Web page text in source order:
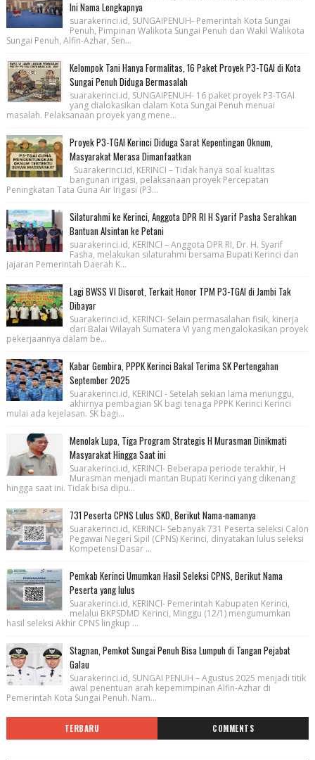
Ini Nama Lengkapnya
suarakerinci.id, SUNGAIPENUH- Pemerintah Kota Sungai
Penuh, Pimpinan Walikota Sungai Penuh dan Wakil Walikota
Sungai Penuh, Alfin-Azhar, Sen...
Kelompok Tani Hanya Formalitas, 16 Paket Proyek P3-TGAI di Kota
Sungai Penuh Diduga Bermasalah
suarakerinci.id, SUNGAIPENUH- 16 paket proyek P3-TGAI
yang dialokasikan dalam Kota Sungai Penuh menuai
masalah. Pelaksanaan proyek yang mene...
Proyek P3-TGAI Kerinci Diduga Sarat Kepentingan Oknum,
Masyarakat Merasa Dimanfaatkan
Suarakerinci.id, KERINCI – Tidak hanya soal kualitas
bangunan irigasi, pelaksanaan proyek Percepatan
Peningkatan Tata Guna Air Irigasi (P3...
Silaturahmi ke Kerinci, Anggota DPR RI H Syarif Pasha Serahkan
Bantuan Alsintan ke Petani
suarakerinci.id, KERINCI – Anggota DPR RI, Dr. H. Syarif
Fasha, melakukan silaturahmi bersama Bupati Kerinci dan
jajaran Pemerintah Daerah K...
Lagi BWSS VI Disorot, Terkait Honor TPM P3-TGAI di Jambi Tak
Dibayar
Suarakerinci.id, KERINCI- Selain permasalahan fisik, kinerja
dari Balai Wilayah Sumatera VI yang mengalokasikan proyek
pekerjaannya dalam be...
Kabar Gembira, PPPK Kerinci Bakal Terima SK Pertengahan
September 2025
Suarakerinci.id, KERINCI - Setelah sekian lama menunggu,
akhirnya pembagian SK bagi tenaga PPPK Kerinci Kerinci
mulai ada kejelasan. SK bagi...
Menolak Lupa, Tiga Program Strategis H Murasman Dinikmati
Masyarakat Hingga Saat ini
Suarakerinci.id, KERINCI- Beberapa periode terakhir, H
Murasman menjadi mantan Bupati Kerinci yang dikenang
hingga saat ini. Tidak bisa dipu...
731 Peserta CPNS Lulus SKD, Berikut Nama-namanya
Suarakerinci.id, KERINCI- Sebanyak 731 Peserta seleksi Calon
Pegawai Negeri Sipil (CPNS) Kerinci, dinyatakan lulus seleksi
Kompetensi Dasar ...
Pemkab Kerinci Umumkan Hasil Seleksi CPNS, Berikut Nama
Peserta yang lulus
Suarakerinci.id, KERINCI- Pemerintah Kabupaten Kerinci,
melalui BKPSDMD Kerinci, Minggu (12/1) mengumumkan
hasil seleksi Akhir CPNS lingkup ...
Stagnan, Pemkot Sungai Penuh Bisa Lumpuh di Tangan Pejabat
Galau
Suarakerinci.id, SUNGAI PENUH – Agustus 2025 menjadi titik
awal penentuan arah kepemimpinan Alfin-Azhar di
Pemerintah Kota Sungai Penuh. Nam...
TERBARU COMMENTS